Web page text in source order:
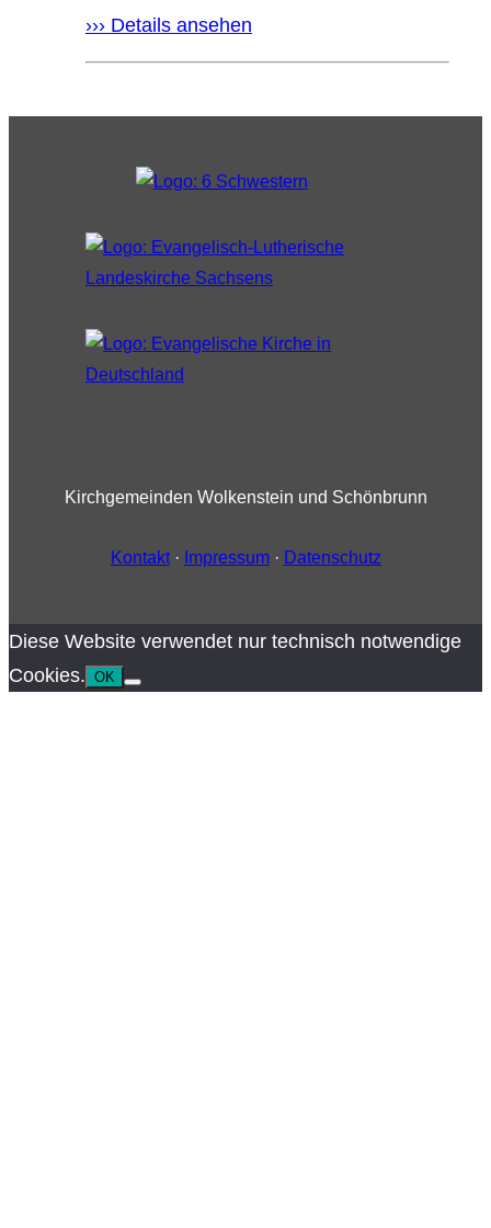
››› Details ansehen
Kirchgemeinden Wolkenstein und Schönbrunn
Kontakt· Impressum· Datenschutz
Diese Website verwendet nur technisch notwendige
Cookies. OK